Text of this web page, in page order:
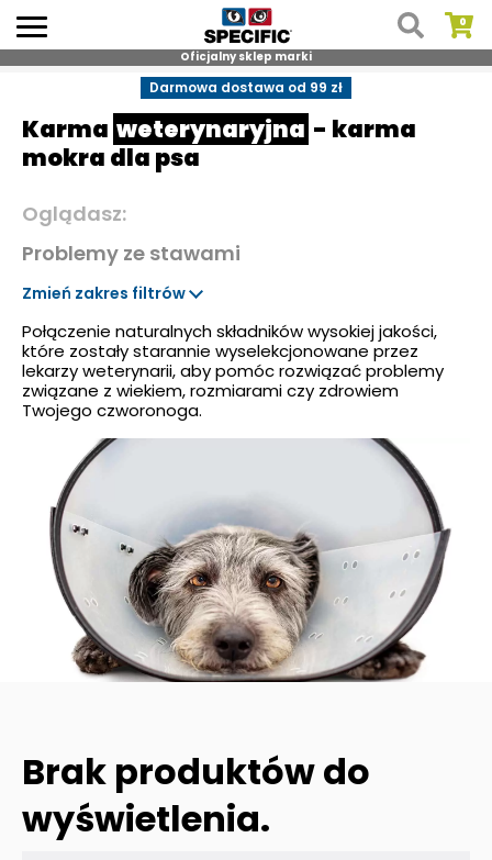
content
Oficjalny sklep marki
Darmowa dostawa od 99 zł
Karma weterynaryjna - karma
mokra dla psa
Oglądasz:
Problemy ze stawami
Zmień zakres filtrów
Połączenie naturalnych składników wysokiej jakości,
które zostały starannie wyselekcjonowane przez
lekarzy weterynarii, aby pomóc rozwiązać problemy
związane z wiekiem, rozmiarami czy zdrowiem
Twojego czworonoga.
Brak produktów do
wyświetlenia.